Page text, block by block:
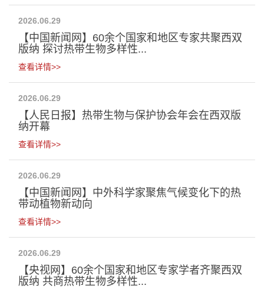
2026.06.29
【中国新闻网】60余个国家和地区专家共聚西双
版纳 探讨热带生物多样性...
查看详情>>
2026.06.29
【人民日报】热带生物与保护协会年会在西双版
纳开幕
查看详情>>
2026.06.29
【中国新闻网】中外科学家聚焦气候变化下的热
带动植物新动向
查看详情>>
2026.06.29
【央视网】60余个国家和地区专家学者齐聚西双
版纳 共商热带生物多样性...